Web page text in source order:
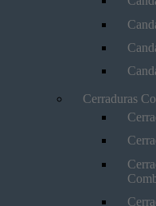
Cerraduras